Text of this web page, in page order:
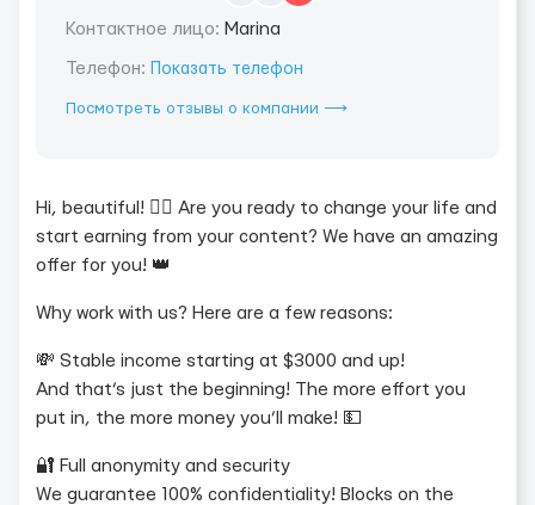
Контактное лицо: Marina
Телефон: Показать телефон
Посмотреть отзывы о компании ⟶
Hi, beautiful! ❤️‍🔥 Are you ready to change your life and
start earning from your content? We have an amazing
offer for you! 👑
Why work with us? Here are a few reasons:
💸 Stable income starting at $3000 and up!
And that’s just the beginning! The more effort you
put in, the more money you’ll make! 💵
🔐 Full anonymity and security
We guarantee 100% confidentiality! Blocks on the